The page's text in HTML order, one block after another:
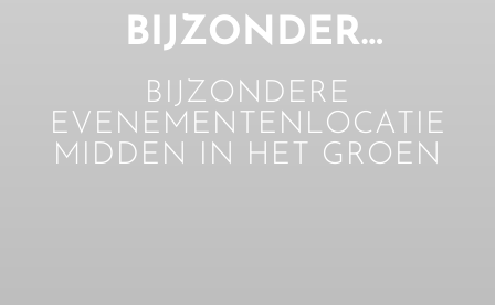
BIJZONDER…
BIJZONDERE
EVENEMENTENLOCATIE
MIDDEN IN HET GROEN